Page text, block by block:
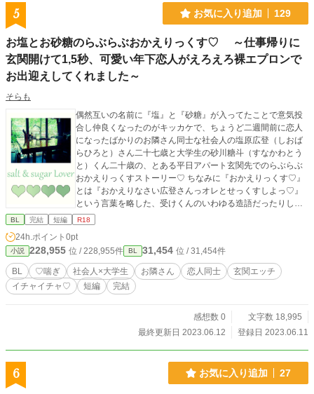
5 お気に入り追加 129
お塩とお砂糖のらぶらぶおかえりっくす♡ ～仕事帰りに
玄関開けて1,5秒、可愛い年下恋人がえろえろ裸エプロンで
お出迎えしてくれました～
そらも
偶然互いの名前に『塩』と『砂糖』が入ってたことで意気投
合し仲良くなったのがキッカケで、ちょうど二週間前に恋人
になったばかりのお隣さん同士な社会人の塩原広登（しおば
らひろと）さん二十七歳と大学生の砂川糖斗（すなかわとう
と）くん二十歳の、とある平日アパート玄関先でのらぶらぶ
おかえりっくすストーリー♡ ちなみに『おかえりっくす♡』
とは『おかえりなさい広登さんっオレとせっくすしよっ♡』
という言葉を略した、受けくんのいわゆる造語だったりしま
すです笑♪ そして恋人に～とか言うとりますが、この二人中
（仮）へとパワーアップしちゃったりしてるので、そこのと
ころもどうかご了承くださいませ！！ ※ R-18エロもので、
♡（ハート）喘ぎ満載です。 ※ 素敵な表紙は、pixiv小説用
フリー素材にて、『やまなし』様からお借りしました。あり
がとうございます！
BL 完結 短編 R18
24h.ポイント 0pt
小説 228,955 位 / 228,955件 BL 31,454 位 / 31,454件
BL ♡喘ぎ 社会人×大学生 お隣さん 恋人同士
玄関エッチ
イチャイチャ♡
短編 完結
感想数 0
文字数 18,995
最終更新日 2023.06.12
登録日 2023.06.11
6 お気に入り追加 27